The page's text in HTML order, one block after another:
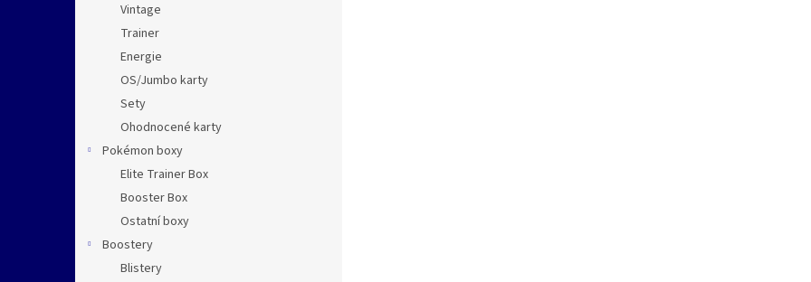
Vintage
Trainer
Energie
OS/Jumbo karty
Sety
Ohodnocené karty
Pokémon boxy
Elite Trainer Box
Booster Box
Ostatní boxy
Boostery
Blistery